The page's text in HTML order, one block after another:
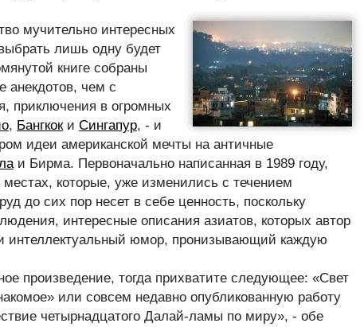
мучительно интересных
лишь одну будет
книге собраны
анекдотов, чем с
приключения в огромных
, Бангкоки Сингапур, - и
идеи американской мечты на античные
и Бирма. Первоначально написанная в 1989 году,
местах, которые, уже изменились с течением
до сих пор несет в себе ценность, поскольку
интересные описания азиатов, которых автор
интеллектуальный юмор, пронизывающий каждую
произведение, тогда прихватите следующее: «Свет
или совсем недавно опубликованную работу
четырнадцатого Далай-ламы по миру», - обе